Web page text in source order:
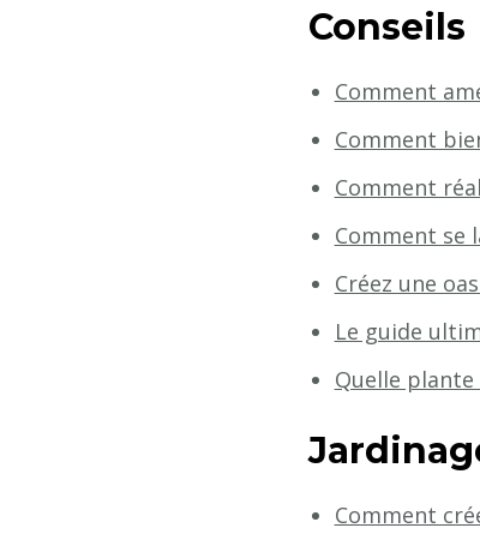
Conseils
Comment
Comment
Comment
Comment se
Créez une
Le guide
Quelle
Comment